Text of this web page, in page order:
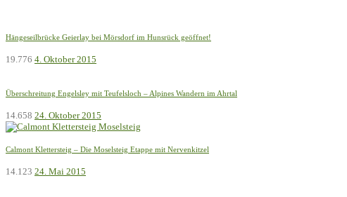
Hängeseilbrücke Geierlay bei Mörsdorf im Hunsrück geöffnet!
19.776 4. Oktober 2015
Überschreitung Engelsley mit Teufelsloch – Alpines Wandern im Ahrtal
14.658 24. Oktober 2015
Calmont Klettersteig – Die Moselsteig Etappe mit Nervenkitzel
14.123 24. Mai 2015